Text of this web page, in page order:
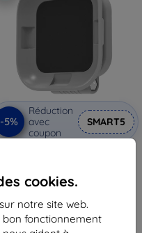
cookies.
notre site web.
bon fonctionnement
-5%
Réduction
avec
coupon
SMART5
20,90 €
19,86 €
En stock > 5 pièces